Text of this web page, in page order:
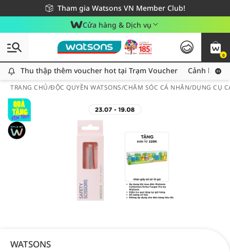
Tham gia Watsons VN Member Club!
Miễn phí giao hàng cho đơn hàng từ 249,000Đ
Giao hàng nhanh 24h - Áp dụng khu vực TP. Hồ Chí Minh
Cửa hàng & Dịch vụ
0
Thu thập thêm voucher hot tại Trạm Voucher
Thu thập thêm voucher hot tại Trạm Voucher Cảnh báo
TRANG CHỦ/ĐỘC QUYỀN WATSONS/CHĂM SÓC CÁ NHÂN/DỤNG CỤ
WATSONS